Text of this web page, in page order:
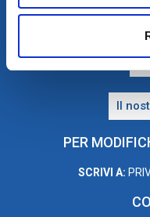
Privacy e
Il
PER
SCRIVI A: